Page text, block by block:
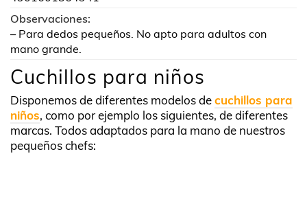
Observaciones:
– Para dedos pequeños. No apto para adultos con
mano grande.
Cuchillos para niños
Disponemos de diferentes modelos decuchillos para
niños, como por ejemplo los siguientes, de diferentes
marcas. Todos adaptados para la mano de nuestros
pequeños chefs: